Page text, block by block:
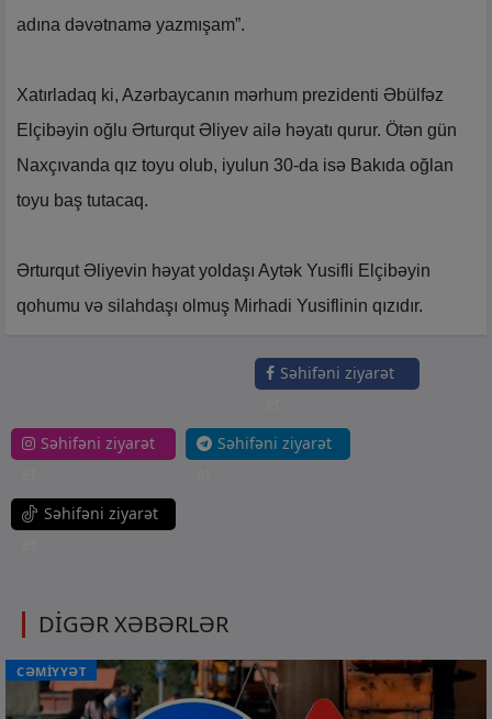
adına dəvətnamə yazmışam”.
Xatırladaq ki, Azərbaycanın mərhum prezidenti Əbülfəz
Elçibəyin oğlu Ərturqut Əliyev ailə həyatı qurur. Ötən gün
Naxçıvanda qız toyu olub, iyulun 30-da isə Bakıda oğlan
toyu baş tutacaq.
Ərturqut Əliyevin həyat yoldaşı Aytək Yusifli Elçibəyin
qohumu və silahdaşı olmuş Mirhadi Yusiflinin qızıdır.
Səhifəni ziyarət
Səhifəni ziyarət
Səhifəni ziyarət
Səhifəni ziyarət
DİGƏR XƏBƏRLƏR
CƏMİYYƏT